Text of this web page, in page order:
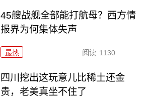
45艘战舰全部能打航母？西方情
报界为何集体失声
最热 阅读 1130
四川挖出这玩意儿比稀土还金
贵，老美真坐不住了